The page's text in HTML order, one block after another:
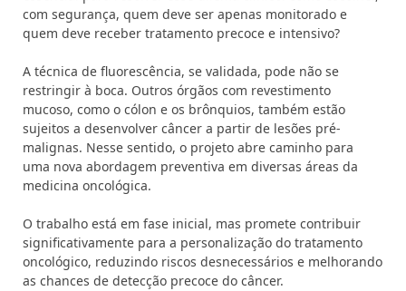
com segurança, quem deve ser apenas monitorado e
quem deve receber tratamento precoce e intensivo?
A técnica de fluorescência, se validada, pode não se
restringir à boca. Outros órgãos com revestimento
mucoso, como o cólon e os brônquios, também estão
sujeitos a desenvolver câncer a partir de lesões pré-
malignas. Nesse sentido, o projeto abre caminho para
uma nova abordagem preventiva em diversas áreas da
medicina oncológica.
O trabalho está em fase inicial, mas promete contribuir
significativamente para a personalização do tratamento
oncológico, reduzindo riscos desnecessários e melhorando
as chances de detecção precoce do câncer.